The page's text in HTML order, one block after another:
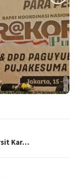
Kar…